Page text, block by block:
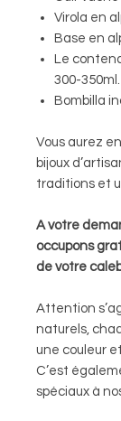
Virola en
Base en
Le
300-350ml.
Bombilla
Vous aurez
bijoux
traditions et
A votre
occupons
de votre
Attention
naturels,
une couleur
C’est
spéciaux à